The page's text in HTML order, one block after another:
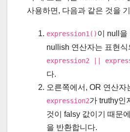
사용하면, 다음과 같은 것을
expression1()이 null을
nullish 연산자는 표현식
expression2 ||
다.
오른쪽에서, OR 연산자
expression2가 truthy인
것이 falsy 값이기 때문
을 반환합니다.